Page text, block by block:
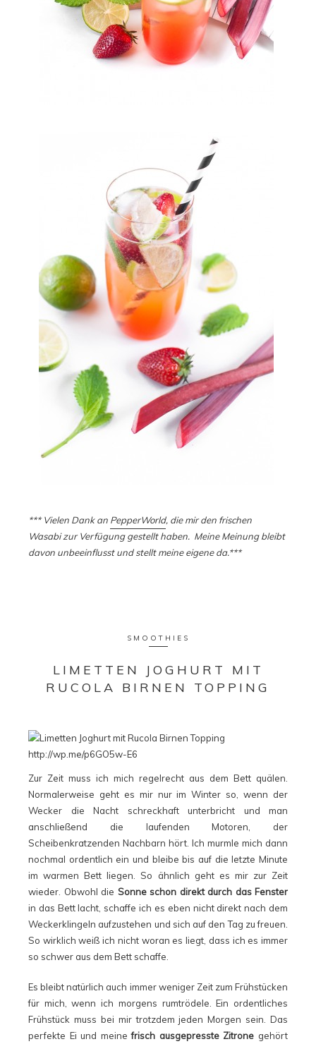
*** Vielen Dank an PepperWorld, die mir den frischen
Wasabi zur Verfügung gestellt haben. Meine Meinung bleibt
davon unbeeinflusst und stellt meine eigene da.***
SMOOTHIES
LIMETTEN JOGHURT MIT
RUCOLA BIRNEN TOPPING
Zur Zeit muss ich mich regelrecht aus dem Bett quälen.
Normalerweise geht es mir nur im Winter so, wenn der
Wecker die Nacht schreckhaft unterbricht und man
anschließend die laufenden Motoren, der
Scheibenkratzenden Nachbarn hört. Ich murmle mich dann
nochmal ordentlich ein und bleibe bis auf die letzte Minute
im warmen Bett liegen. So ähnlich geht es mir zur Zeit
wieder. Obwohl die Sonne schon direkt durch das Fenster
in das Bett lacht, schaffe ich es eben nicht direkt nach dem
Weckerklingeln aufzustehen und sich auf den Tag zu freuen.
So wirklich weiß ich nicht woran es liegt, dass ich es immer
so schwer aus dem Bett schaffe.
Es bleibt natürlich auch immer weniger Zeit zum Frühstücken
für mich, wenn ich morgens rumtrödele. Ein ordentliches
Frühstück muss bei mir trotzdem jeden Morgen sein. Das
perfekte Ei und meinefrisch ausgepresste Zitrone gehört